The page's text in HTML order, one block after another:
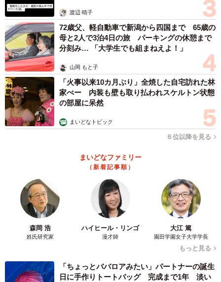
渡辺 晴子
72歳父、軽自動車で新潟から四国まで 65歳の
母と2人で3泊4日の旅 パーキングの休憩まで
分刻み… 「大学生でも組まねえよ！」
山岡 もと子
「火事以来10カ月ぶり」全焼した自宅訪れた林
家ぺー 内装も壁も取り払われスケルトン状態
の部屋に呆然
まいどなトピック
６位以降を見る
まいどなファミリー
（新着記事順）
森岡 浩
姓氏研究家
ハイヒール・リンゴ
漫才師
大江 篤
園田学園女子大学学長
もっと見る
「ちょっとババロアみたい」パートナーの誕生
日に手作りトートバッグ 完成まで1年 淡い